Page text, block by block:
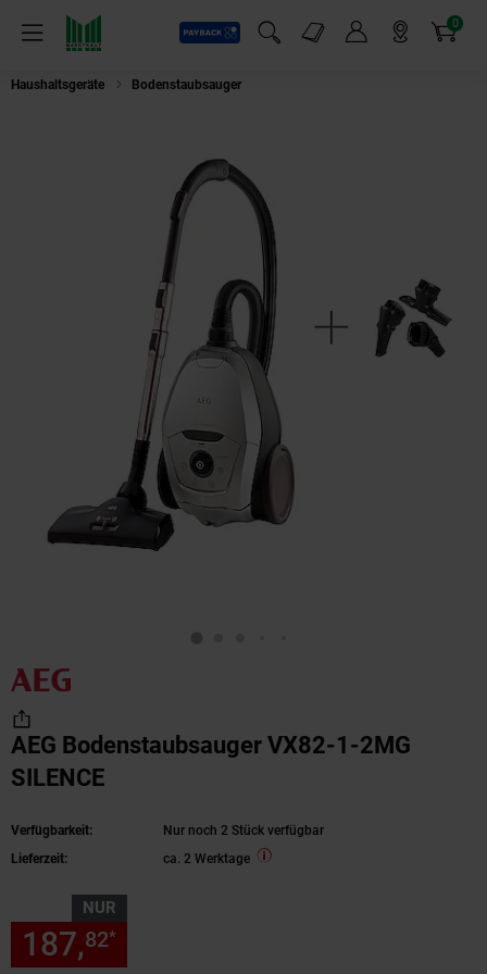
Menü
Payback
Suchfeld einblenden
Markt-Angebote 0
Artikel
Haushaltsgeräte Bodenstaubsauger
AEG Bodenstaubsauger VX82-1-2MG
SILENCE
Verfügbarkeit:
Nur noch 2 Stück verfügbar
Lieferzeit:
ca. 2 Werktage
NUR
187,82*